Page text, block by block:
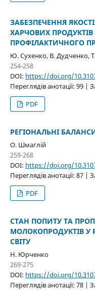
ЗАБЕЗПЕЧЕННЯ
ХАРЧОВИХ
ПРОФІЛАКТИЧНОГО
Ю. Сухенко, В. Дудченко,
254-258
DOI: https://doi.org/
Переглядів анотації: 99 |
PDF
РЕГІОНАЛЬНІ
О. Шмаглій
259-268
DOI: https://doi.org/
Переглядів анотації: 87 |
PDF
СТАН ПОПИТУ ТА
МОЛОКОПРОДУКТІВ У
СВІТУ
Н. Юрченко
269-275
DOI: https://doi.org/
Переглядів анотації: 78 |